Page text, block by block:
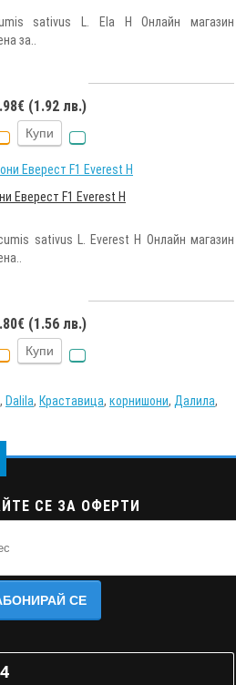
sativus L. Ela H Онлайн магазин
за..
(1.92 лв.)
Купи
Еверест F1 Everest H
sativus L. Everest H Онлайн магазин
(1.56 лв.)
Купи
, Dalila, Краставица, корнишони, Далила,
СЕ ЗА ОФЕРТИ
СЕ